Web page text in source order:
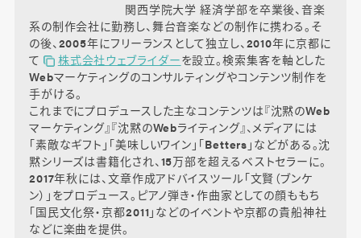
関西学院大学 経済学部を卒業後、音楽
系の制作会社に勤務し、舞台音楽などの制作に携わる。そ
の後、2005年にフリーランスとして独立し、2010年に京都に
て
株式会社ウェブライダーを設立。検索集客を軸とした
Webマーケティングのコンサルティングやコンテンツ制作を
手がける。
これまでにプロデュースした主なコンテンツは『沈黙のWeb
マーケティング』『沈黙のWebライティング』、メディアには
「素敵なギフト」「美味しいワイン」「Betters」などがある。沈
黙シリーズは書籍化され、15万部を超えるベストセラーに。
2017年秋には、文章作成アドバイスツール「文賢（ブンケ
ン）」をプロデュース。ピアノ弾き・作曲家としての顔ももち
「国民文化祭・京都2011」などのイベントや京都の貴船神社
などに楽曲を提供。